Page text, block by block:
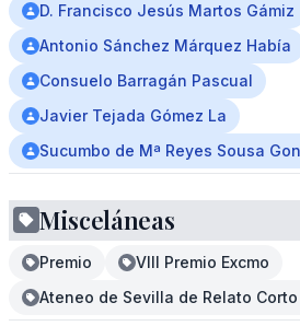
D. Francisco Jesús Martos Gámiz
Antonio Sánchez Márquez Había
Consuelo Barragán Pascual
Javier Tejada Gómez La
Sucumbo de Mª Reyes Sousa
Misceláneas
Premio
VIII Premio Excmo
Ateneo de Sevilla de Relato